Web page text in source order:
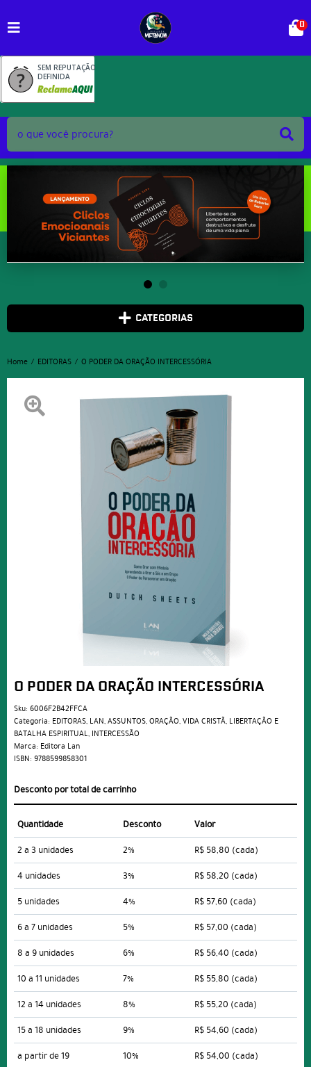
SEM REPUTAÇÃO
DEFINIDA
0
CATEGORIAS
Home EDITORAS O PODER DA ORAÇÃO INTERCESSÓRIA
O PODER DA ORAÇÃO INTERCESSÓRIA
Sku: 6006F2B42FFCA
Categoria: EDITORAS, LAN,ASSUNTOS,ORAÇÃO,VIDA CRISTÃ, LIBERTAÇÃO E
BATALHA ESPIRITUAL, INTERCESSÃO
Marca: Editora Lan
ISBN: 9788599858301
Desconto por total de carrinho
Quantidade Desconto
Valor
2 a 3 unidades
2% R$ 58,80 (cada)
4 unidades
3% R$ 58,20 (cada)
5 unidades
4% R$ 57,60 (cada)
6 a 7 unidades
5% R$ 57,00 (cada)
8 a 9 unidades
6% R$ 56,40 (cada)
10 a 11 unidades
7% R$ 55,80 (cada)
12 a 14 unidades
8% R$ 55,20 (cada)
15 a 18 unidades
9% R$ 54,60 (cada)
a partir de 19
10% R$ 54,00 (cada)